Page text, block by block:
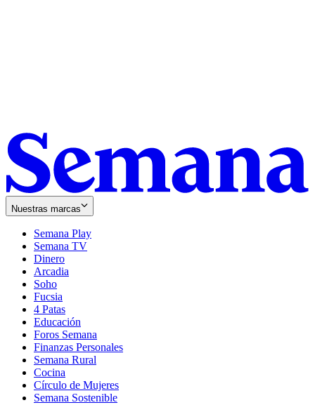
Nuestras marcas
Semana Play
Semana TV
Dinero
Arcadia
Soho
in
new
window
Fucsia
in
new
window
4 Patas
Educación
Foros Semana
Finanzas Personales
Semana Rural
Cocina
Círculo de Mujeres
Semana Sostenible